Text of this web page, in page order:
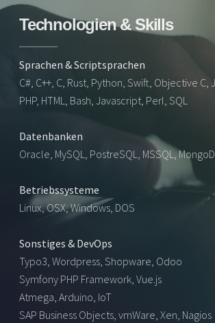
Technologien & Skills
Sprachen & Scriptsprachen
C#, C++, C, Rust, Python, Swift, Objective C,
PHP, HTML, Bash, Javascript, Perl, SQL
Datenbanken
Oracle, MySQL, PostreSQL, MSSQL,
Betriebssysteme
Linux, OSX, Windows, DOS
Sonstiges & DevOps
Typo3, Wordpress, Shopware, Odoo
Symfony PHP Framework, Vue.js
Atmega, Arduino, IoT
SAP Business Objects, vmWare, Xen, Nagios